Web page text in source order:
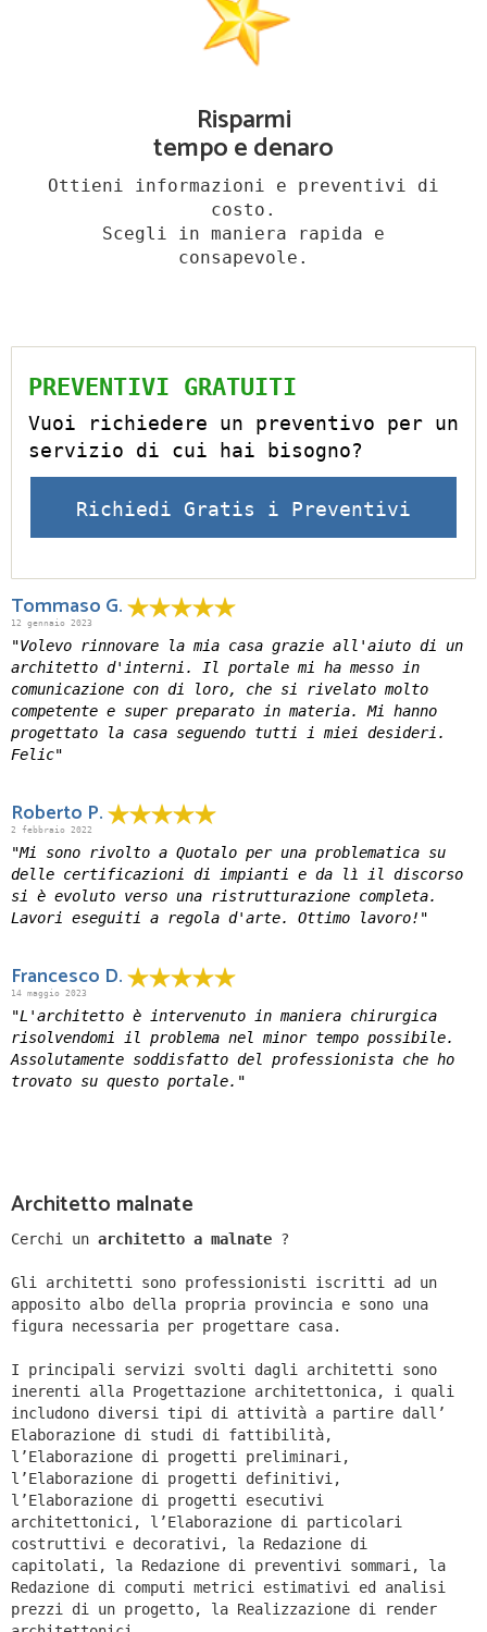
Risparmi
tempo e denaro
Ottieni informazioni e preventivi di
costo.
Scegli in maniera rapida e
consapevole.
PREVENTIVI GRATUITI
Vuoi richiedere un preventivo per un
servizio di cui hai bisogno?
Richiedi Gratis i Preventivi
Tommaso G.
12 gennaio 2023
"Volevo rinnovare la mia casa grazie all'aiuto di un
architetto d'interni. Il portale mi ha messo in
comunicazione con di loro, che si rivelato molto
competente e super preparato in materia. Mi hanno
progettato la casa seguendo tutti i miei desideri.
Felic"
Roberto P.
2 febbraio 2022
"Mi sono rivolto a Quotalo per una problematica su
delle certificazioni di impianti e da lì il discorso
si è evoluto verso una ristrutturazione completa.
Lavori eseguiti a regola d'arte. Ottimo lavoro!"
Francesco D.
14 maggio 2023
"L'architetto è intervenuto in maniera chirurgica
risolvendomi il problema nel minor tempo possibile.
Assolutamente soddisfatto del professionista che ho
trovato su questo portale."
Architetto malnate
Cerchi un architetto a malnate ?
Gli architetti sono professionisti iscritti ad un
apposito albo della propria provincia e sono una
figura necessaria per progettare casa.
I principali servizi svolti dagli architetti sono
inerenti alla Progettazione architettonica, i quali
includono diversi tipi di attività a partire dall’
Elaborazione di studi di fattibilità,
l’Elaborazione di progetti preliminari,
l’Elaborazione di progetti definitivi,
l’Elaborazione di progetti esecutivi
architettonici, l’Elaborazione di particolari
costruttivi e decorativi, la Redazione di
capitolati, la Redazione di preventivi sommari, la
Redazione di computi metrici estimativi ed analisi
prezzi di un progetto, la Realizzazione di render